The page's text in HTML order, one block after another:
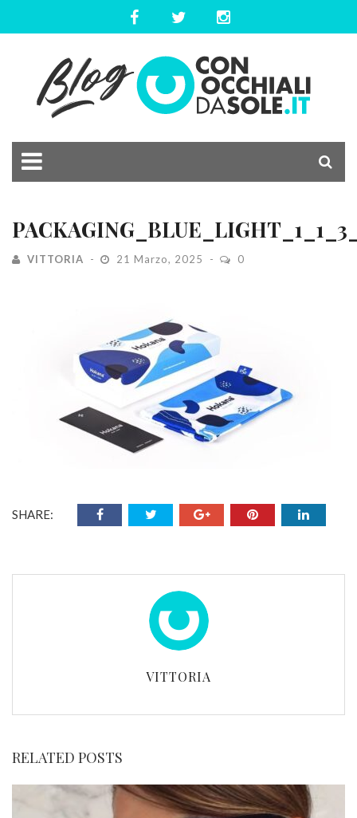
VITTORIA 21 Marzo, 2025 0
SHARE:
VITTORIA
RELATED POSTS